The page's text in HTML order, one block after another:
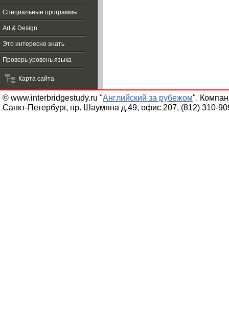
Специальные программы
Art & Design
Это интересно знать
Проверь уровень языка
Карта сайта
© www.interbridgestudy.ru "Английский за рубежом".
Санкт-Петербург, пр. Шаумяна д.49, офис 207, (812) 310-